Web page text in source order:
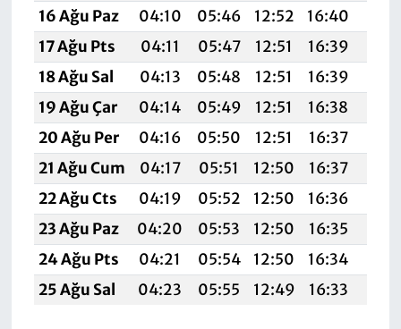
16 Ağu Paz
04:10 05:46 12:52 16:40
17 Ağu Pts
04:11 05:47 12:51 16:39
18 Ağu Sal
04:13 05:48 12:51 16:39
19 Ağu Çar
04:14 05:49 12:51 16:38
20 Ağu Per
04:16 05:50 12:51 16:37
21 Ağu Cum
04:17 05:51 12:50 16:37
22 Ağu Cts
04:19 05:52 12:50 16:36
23 Ağu Paz
04:20 05:53 12:50 16:35
24 Ağu Pts
04:21 05:54 12:50 16:34
25 Ağu Sal
04:23 05:55 12:49 16:33